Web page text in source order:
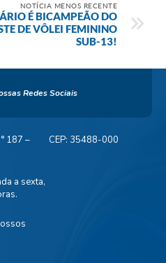
NOTÍCIA MENOS RECENTE
É BICAMPEÃO DO
DE VÔLEI FEMININO
SUB-13!
Redes Sociais
187 –
CEP: 35488-000
a sexta,